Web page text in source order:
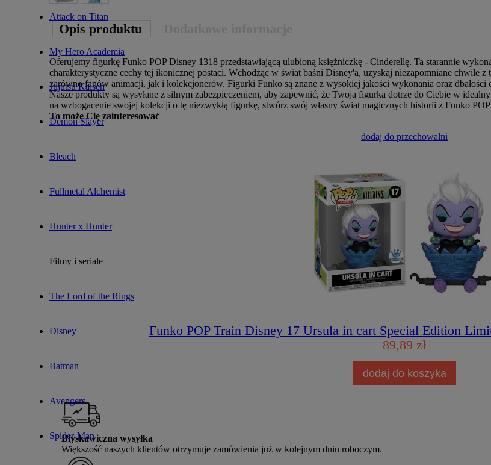
Attack on Titan
My Hero Academia
Jujutsu Kaisen
Demon Slayer
Bleach
Fullmetal Alchemist
Hunter x Hunter
Filmy i seriale
The Lord of the Rings
Disney
Batman
Avengers
Spider-Man
Opis produktu
Oferujemy figurkę Funko POP Disney 1318 przedstawiającą ulubioną księżniczkę - Cinderellę. Ta starannie
charakterystyczne cechy tej ikonicznej postaci. Wchodząc w świat baśni Disney'a, uzyskaj niezapomniane
zarówno fanów animacji, jak i kolekcjonerów. Figurki Funko są znane z wysokiej jakości wykonania oraz
Nasze produkty są wysyłane z silnym zabezpieczeniem, aby zapewnić, że Twoja figurka dotrze do Ciebie w
na wzbogacenie swojej kolekcji o tę niezwykłą figurkę, stwórz swój własny świat magicznych historii z Funko
To może Cię zainteresować
dodaj do przechowalni
Funko POP Train Disney 17 Ursula in cart Special Edition
89,89 zł
dodaj do koszyka
Błyskawiczna wysyłka
Większość naszych klientów otrzymuje zamówienia już w kolejnym dniu roboczym.